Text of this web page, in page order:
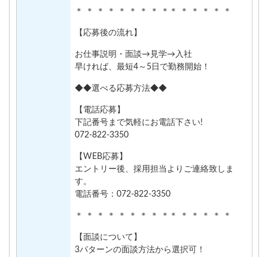
＊ ＊ ＊ ＊ ＊ ＊ ＊ ＊ ＊＊ ＊ ＊ ＊ ＊ ＊
【応募後の流れ】
お仕事説明・面談→見学→入社
早ければ、最短4～5日で勤務開始！
◆◆選べる応募方法◆◆
【電話応募】
下記番号まで気軽にお電話下さい!
072-822-3350
【WEB応募】
エントリー後、採用担当よりご連絡致しま
す。
電話番号：072-822-3350
＊ ＊ ＊ ＊ ＊ ＊ ＊ ＊ ＊＊ ＊ ＊ ＊ ＊ ＊
【面談について】
3パターンの面談方法から選択可！